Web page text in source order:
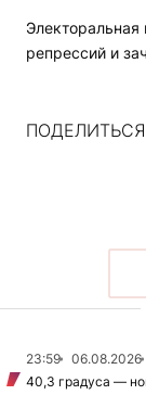
репрессий и
23:59 06.08.2026
40,3 градуса —